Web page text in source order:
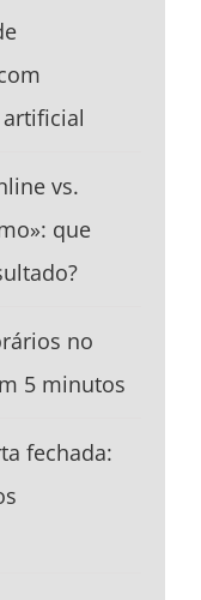
vs.
que
no
5 minutos
fechada: